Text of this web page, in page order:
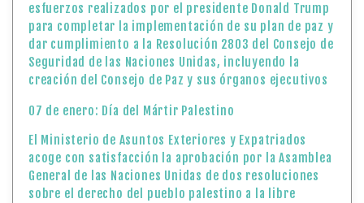
esfuerzos realizados por el presidente Donald Trump
para completar la implementación de su plan de paz y
dar cumplimiento a la Resolución 2803 del Consejo de
Seguridad de las Naciones Unidas, incluyendo la
creación del Consejo de Paz y sus órganos ejecutivos
07 de enero: Día del Mártir Palestino
El Ministerio de Asuntos Exteriores y Expatriados
acoge con satisfacción la aprobación por la Asamblea
General de las Naciones Unidas de dos resoluciones
sobre el derecho del pueblo palestino a la libre